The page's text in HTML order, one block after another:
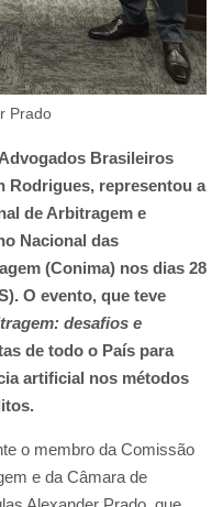
Prado
Brasileiros
Rodrigues, representou a
de Arbitragem e
Nacional das
(Conima) nos dias 28
O evento, que teve
desafios e
de todo o País para
artificial nos métodos
o membro da Comissão
e da Câmara de